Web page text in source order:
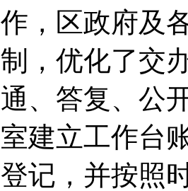
作，区政府及
制，优化了交
通、答复、公
室建立工作台
登记，并按照